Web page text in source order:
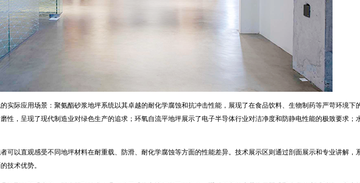
实际应用场景：聚氨酯砂浆地坪系统以其卓越的耐化学腐蚀和抗冲击性能，展现了在食品饮料、生物制药等严苛环境下
性，呈现了现代制造业对绿色生产的追求；环氧自流平地坪展示了电子半导体行业对洁净度和防静电性能的极致要求；
可以直观感受不同地坪材料在耐重载、防滑、耐化学腐蚀等方面的性能差异。技术展示区则通过剖面展示和专业讲解，
技术优势。